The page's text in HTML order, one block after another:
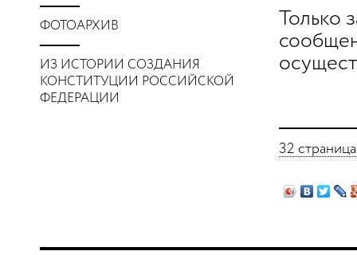
ФОТОАРХИВ
ИЗ ИСТОРИИ СОЗДАНИЯ
КОНСТИТУЦИИ РОССИЙСКОЙ
ФЕДЕРАЦИИ
Только
32 страница